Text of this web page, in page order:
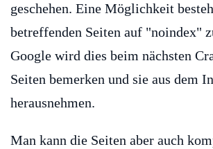
geschehen. Eine Möglichkeit
betreffenden Seiten auf "noindex"
Google wird dies beim nächsten
Seiten bemerken und sie aus dem
herausnehmen.
Man kann die Seiten aber auch